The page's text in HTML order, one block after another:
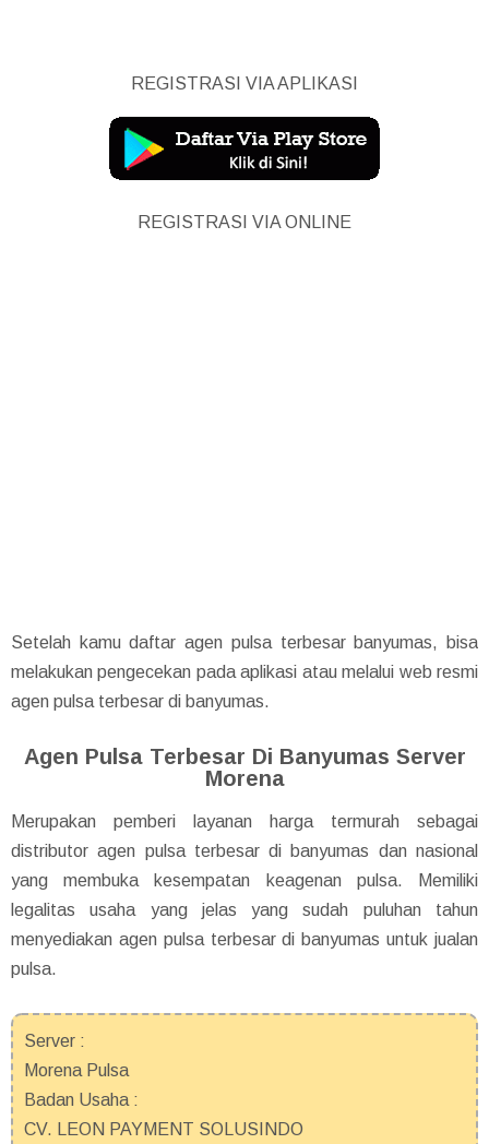
REGISTRASI VIA APLIKASI
REGISTRASI VIA ONLINE
Setelah kamu daftar agen pulsa terbesar banyumas, bisa
melakukan pengecekan pada aplikasi atau melalui web resmi
agen pulsa terbesar di banyumas.
Agen Pulsa Terbesar Di Banyumas Server
Morena
Merupakan pemberi layanan harga termurah sebagai
distributor agen pulsa terbesar di banyumas dan nasional
yang membuka kesempatan keagenan pulsa. Memiliki
legalitas usaha yang jelas yang sudah puluhan tahun
menyediakan agen pulsa terbesar di banyumas untuk jualan
pulsa.
Server :
Morena Pulsa
Badan Usaha :
CV. LEON PAYMENT SOLUSINDO